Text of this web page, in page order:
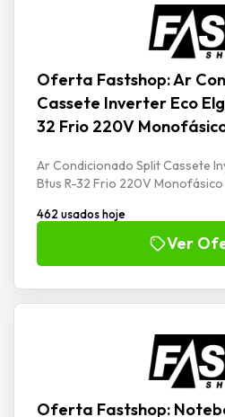
Oferta Fastshop: Ar
Cassete Inverter Eco
32 Frio 220V
Ar Condicionado Split Cassete
Btus R-32 Frio 220V Monofásico
462 usados hoje
Ver
Oferta Fastshop: